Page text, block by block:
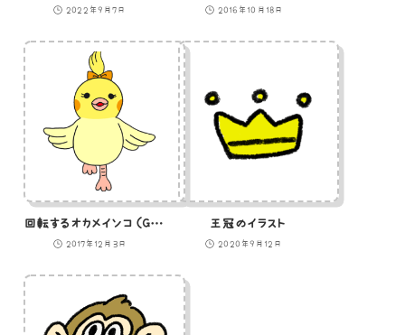
2022年9月7日 2016年10月18日
回転するオカメインコ（GIFアニメ）
2017年12月3日
王冠のイラスト
2020年9月12日